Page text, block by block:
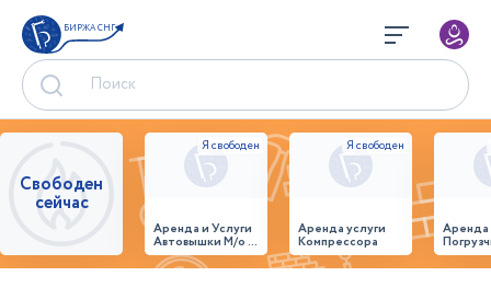
БИРЖА СНГ
Свободен
сейчас
Аренда и Услуги
Автовышки М/о г.
Домодедово
26,28,32 место
Аренда услуги
Компрессора